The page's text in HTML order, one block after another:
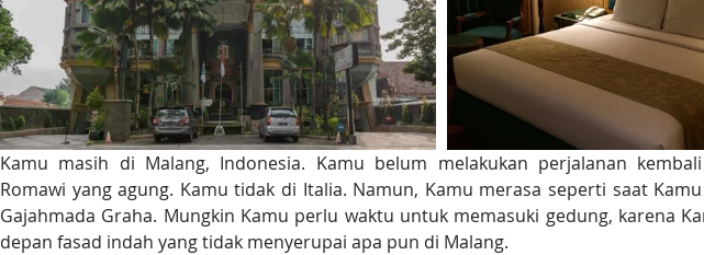
Kamu masih di Malang, Indonesia. Kamu belum melakukan perjalanan
Romawi yang agung. Kamu tidak di Italia. Namun, Kamu merasa seperti saat
Gajahmada Graha. Mungkin Kamu perlu waktu untuk memasuki gedung, karena
depan fasad indah yang tidak menyerupai apa pun di Malang.